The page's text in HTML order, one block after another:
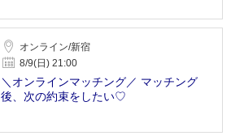
オンライン/新宿
8/9(日) 21:00
＼オンラインマッチング／ マッチング
後、次の約束をしたい♡